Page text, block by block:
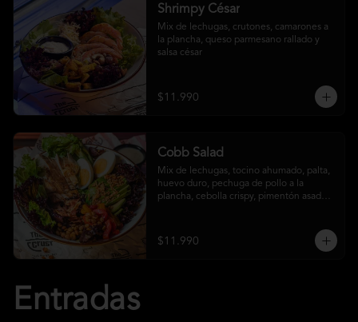
Shrimpy César
Mix de lechugas, crutones, camarones a
la plancha, queso parmesano rallado y
salsa césar
$11.990
Cobb Salad
Mix de lechugas, tocino ahumado, palta,
huevo duro, pechuga de pollo a la
plancha, cebolla crispy, pimentón asado,
$11.990
Entradas